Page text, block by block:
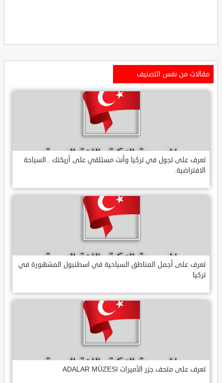
مقالات من نفس التصنيف
تعرف على تجول في تركيا وأنت مستلقي على أريكتك ..السياحة
الافتراضية.
تعرف على أجمل المناطق السياحية في اسطنبول المشهورة في
تركيا
تعرف على متحف جزر الأميرات ADALAR MÜZESI